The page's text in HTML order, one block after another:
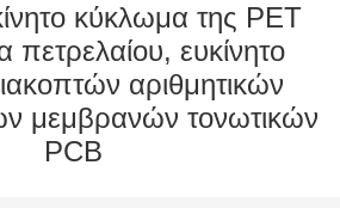
κύκλωμα της PET
πετρελαίου, ευκίνητο
αριθμητικών
μεμβρανών τονωτικών
PCB